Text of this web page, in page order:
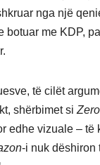
nga një
me KDP,
të cilët
shërbimet si
edhe vizuale –
-i nuk dëshiron